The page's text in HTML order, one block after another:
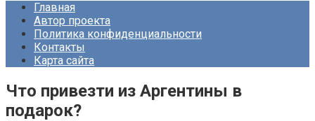
Главная
Автор проекта
Политика конфиденциальности
Контакты
Карта сайта
Что привезти из Аргентины в
подарок?